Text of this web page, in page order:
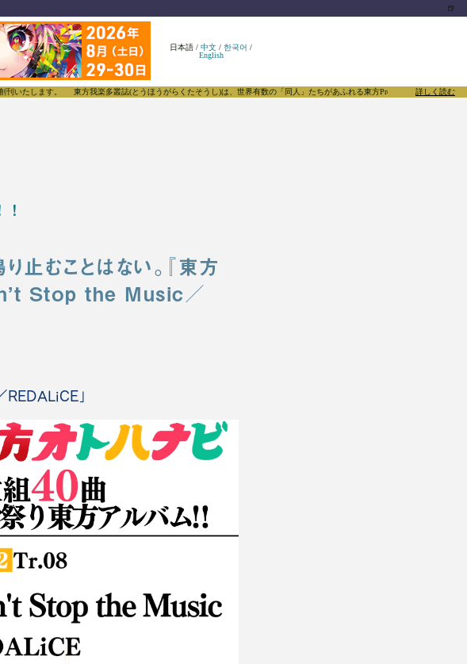
🍺
日本語 /中文 /한국어 /
English
。 東方我楽多叢誌(とうほうがらくたそうし)は、世界有数の「同人」たちがあふれる東方Projectについて発信するメディア
詳しく読む
止むことはない。『東方
Stop the Music／
」